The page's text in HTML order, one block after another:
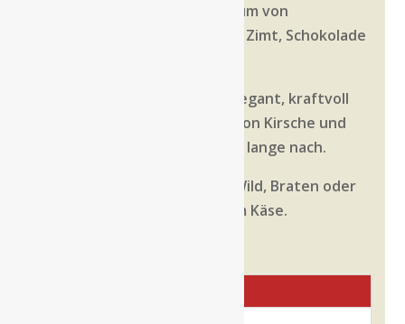
und komplexes Duftspektrum von
Heidelbeere, Vanille, Tabak, Zimt, Schokolade
Am Gaumen elegant, kraftvoll
und knackig. Die Anklänge von Kirsche und
dunklen Beeren hallen noch lange nach.
Ideal zu Wild, Braten oder
Gegrilltem und mittelreifem Käse.